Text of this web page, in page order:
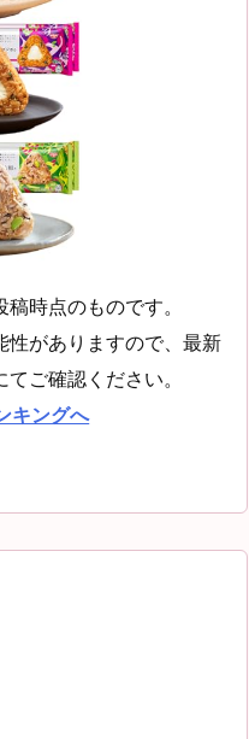
時点のものです。
性がありますので、最新
ご確認ください。
キングへ